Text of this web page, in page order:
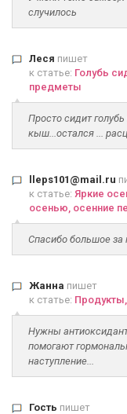
случилось
Леся пишет
к статье: Голубь
предметы
Просто сидит
кыш...остался ...
lleps101@mail.ru
к статье: Яркие
осенью, осенние
Спасибо большое
Жанна пишет
к статье:
Нужны
помогают
наступление...
Гость пишет